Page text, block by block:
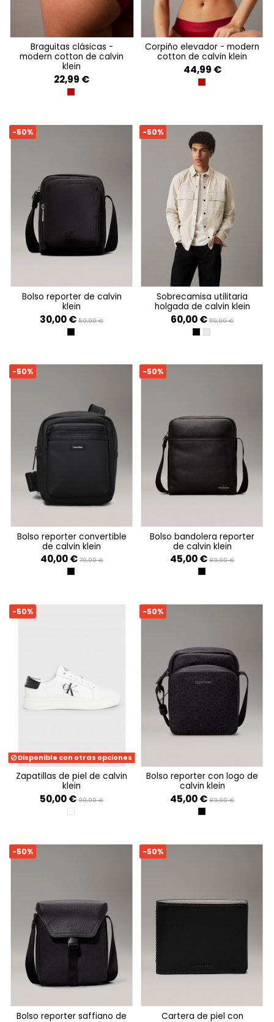
braguitas clásicas -
modern cotton de calvin
klein
22,99 €
JUNEBERRY
corpiño elevador - modern
cotton de calvin klein
44,99 €
JUNEBERRY
-50%
bolso reporter de calvin
klein
30,00 € 59,99 €
BLACK
-50%
sobrecamisa utilitaria
holgada de calvin klein
60,00 € 119,99 €
CK BLACK
PELICAN
-50%
bolso reporter convertible
de calvin klein
40,00 € 79,99 €
CK BLACK RUBBER
-50%
bolso bandolera reporter
de calvin klein
45,00 € 89,99 €
BLACK
-50%
Disponible con otras opciones
zapatillas de piel de calvin
klein
50,00 € 99,99 €
BRIGHT WHITE/BLACK
-50%
bolso reporter con logo de
calvin klein
45,00 € 89,99 €
CLASSIC MONO
-50%
bolso reporter saffiano de
-50%
cartera de piel con